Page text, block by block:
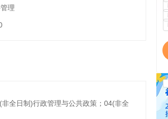
理
全日制)行政管理与公共政策；04(非全